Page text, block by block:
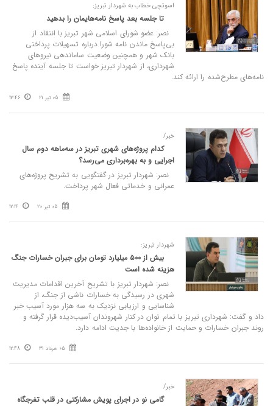
اسوتچی خطاب به شهردار تبریز:
تا جلسه بعد پاسخ نامه‌هایمان را بدهید
نصر: عضو شورای اسلامی شهر تبریز با انتقاد از
بی‌پاسخ ماندن نامه شورا درباره تسهیلات پرداختی
بانک شهر و همچنین وضعیت ساماندهی نیروهای
شهرداری، از شهردار تبریز خواست تا جلسه آینده پاسخ
نامه‌های مطرح‌شده را ارائه کند.
05 تیر 21 13:46
خبر/
کدام پروژه‌های شهری تبریز در سه‌ماهه دوم سال
اجرایی و به بهره‌برداری می‌رسد؟
نصر: شهردار تبریز در گفتگویی به تشریح پروژه‌های
عمرانی و خدماتی فعال شهر پرداخت.
05 تیر 20 12:14
شهردار تبریز:
بیش از ۵۰۰ میلیارد تومان برای جبران خسارات جنگ
هزینه شده است
نصر: شهردار تبریز با تشریح آخرین اقدامات مدیریت
شهری در رسیدگی به خسارات ناشی از جنگ، از
شناسایی و ارزیابی نزدیک به سه هزار مورد آسیب خبر
داد و گفت: شهرداری تبریز با تمام توان در کنار شهروندان آسیب‌دیده قرار گرفته و
روند جبران خسارات و حمایت از خانواده‌ها با جدیت ادامه دارد.
05 خرداد 31 12:48
خبر/
گامی نو در اجرای پویش مشارکتی در قلب تفرجگاه